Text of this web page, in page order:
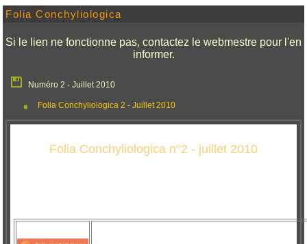
Folia Conchyliologica
Si le lien ne fonctionne pas, contactez le webmestre pour l'en
informer.
Numéro 2 - Juillet 2010
Folia Conchyliologica 2 - Juillet 2010
Folia Conchyliologica n°2 - juillet 2010